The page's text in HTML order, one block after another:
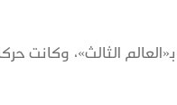
الثالث»، وكانت